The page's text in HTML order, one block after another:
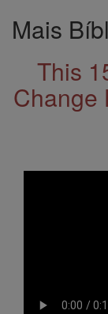
Mais
This
Change